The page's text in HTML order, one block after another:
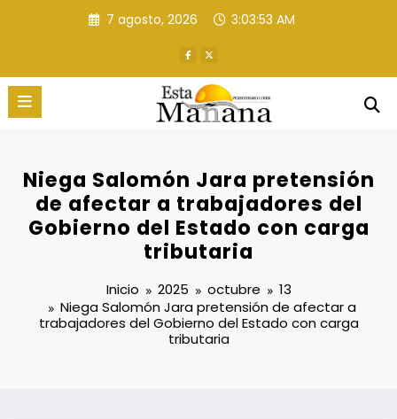
7 agosto, 2026 3:03:55 AM
Niega Salomón Jara pretensión
de afectar a trabajadores del
Gobierno del Estado con carga
tributaria
Inicio 2025 octubre
13
Niega Salomón Jara pretensión de afectar a
trabajadores del Gobierno del Estado con carga
tributaria